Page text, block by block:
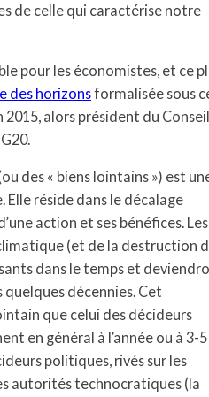
de celle qui caractérise notre
pour les économistes, et ce
des horizonsformalisée sous
alors président du Conseil
des « biens lointains ») est
réside dans le décalage
action et ses bénéfices. Les
(et de la destruction
dans le temps et
décennies. Cet
que celui des décideurs
en général à l’année ou à 3-5
politiques, rivés sur les
autorités technocratiques (la